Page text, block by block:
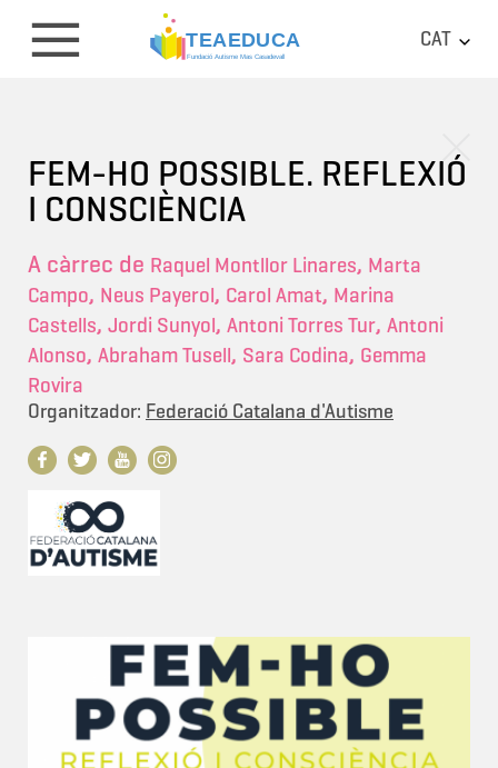
CAT
FEM-HO POSSIBLE. REFLEXIÓ
I CONSCIÈNCIA
A càrrec de Raquel Montllor Linares, Marta
Campo, Neus Payerol, Carol Amat, Marina
Castells, Jordi Sunyol, Antoni Torres Tur, Antoni
Alonso, Abraham Tusell, Sara Codina, Gemma
Rovira
Organitzador: Federació Catalana d'Autisme